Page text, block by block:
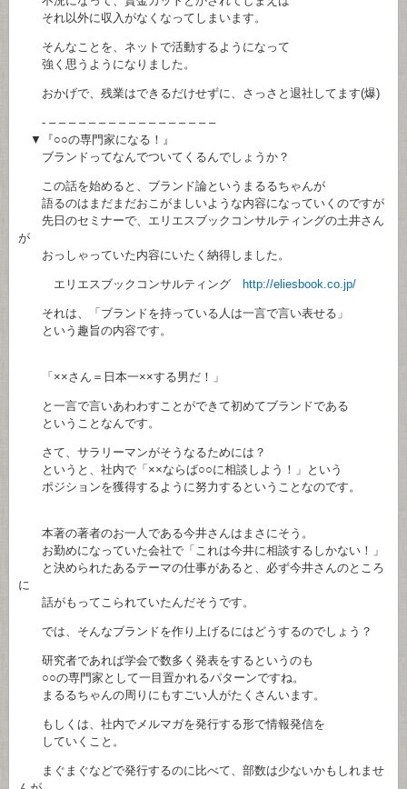
それ以外に収入がなくなってしまいます。
そんなことを、ネットで活動するようになって
強く思うようになりました。
おかげで、残業はできるだけせずに、さっさと退社してます(爆)
- – – – – – – – – – – – – – – – – –
▼『○○の専門家になる！』
ブランドってなんでついてくるんでしょうか？
この話を始めると、ブランド論というまるるちゃんが
語るのはまだまだおこがましいような内容になっていくのですが
先日のセミナーで、エリエスブックコンサルティングの土井さん
が
おっしゃっていた内容にいたく納得しました。
エリエスブックコンサルティング http://eliesbook.co.jp/
それは、「ブランドを持っている人は一言で言い表せる」
という趣旨の内容です。
「××さん＝日本一××する男だ！」
と一言で言いあわわすことができて初めてブランドである
ということなんです。
さて、サラリーマンがそうなるためには？
というと、社内で「××ならば○○に相談しよう！」という
ポジションを獲得するように努力するということなのです。
本著の著者のお一人である今井さんはまさにそう。
お勤めになっていた会社で「これは今井に相談するしかない！」
と決められたあるテーマの仕事があると、必ず今井さんのところ
に
話がもってこられていたんだそうです。
では、そんなブランドを作り上げるにはどうするのでしょう？
研究者であれば学会で数多く発表をするというのも
○○の専門家として一目置かれるパターンですね。
まるるちゃんの周りにもすごい人がたくさんいます。
もしくは、社内でメルマガを発行する形で情報発信を
していくこと。
まぐまぐなどで発行するのに比べて、部数は少ないかもしれませ